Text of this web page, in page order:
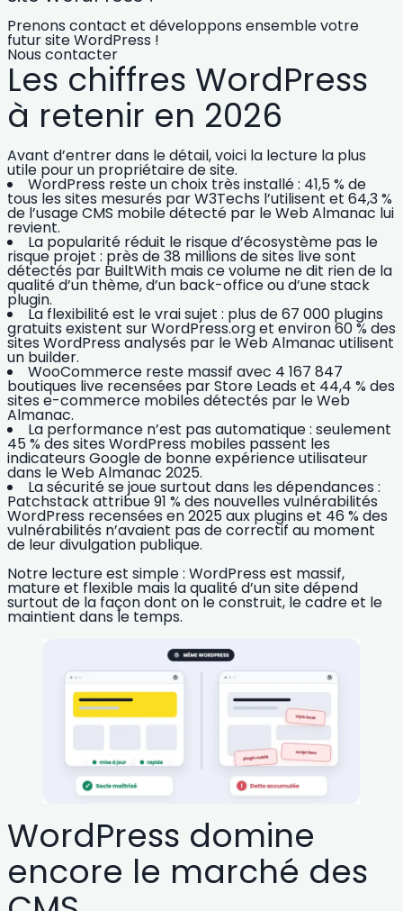
Prenons contact et développons ensemble votre
futur site WordPress !
Nous contacter
Les chiffres WordPress
à retenir en 2026
Avant d’entrer dans le détail, voici la lecture la plus
utile pour un propriétaire de site.
WordPress reste un choix très installé: 41,5 % de
tous les sites mesurés par W3Techs l’utilisent et 64,3 %
de l’usage CMS mobile détecté par le Web Almanac lui
revient.
La popularité réduit le risque d’écosystème pas le
risque projet : près de 38 millions de sites live sont
détectés par BuiltWith mais ce volume ne dit rien de la
qualité d’un thème, d’un back-office ou d’une stack
plugin.
La flexibilité est le vrai sujet : plus de 67 000 plugins
gratuits existent sur WordPress.org et environ 60 % des
sites WordPress analysés par le Web Almanac utilisent
un builder.
WooCommerce reste massif avec 4 167 847
boutiques live recensées par Store Leads et 44,4 % des
sites e-commerce mobiles détectés par le Web
Almanac.
La performance n’est pas automatique: seulement
45 % des sites WordPress mobiles passent les
indicateurs Google de bonne expérience utilisateur
dans le Web Almanac 2025.
La sécurité se joue surtout dans les dépendances :
Patchstack attribue 91 % des nouvelles vulnérabilités
WordPress recensées en 2025 aux plugins et 46 % des
vulnérabilités n’avaient pas de correctif au moment
de leur divulgation publique.
Notre lecture est simple : WordPress est massif,
mature et flexible mais la qualité d’un site dépend
surtout de la façon dont on le construit, le cadre et le
maintient dans le temps.
WordPress domine
encore le marché des